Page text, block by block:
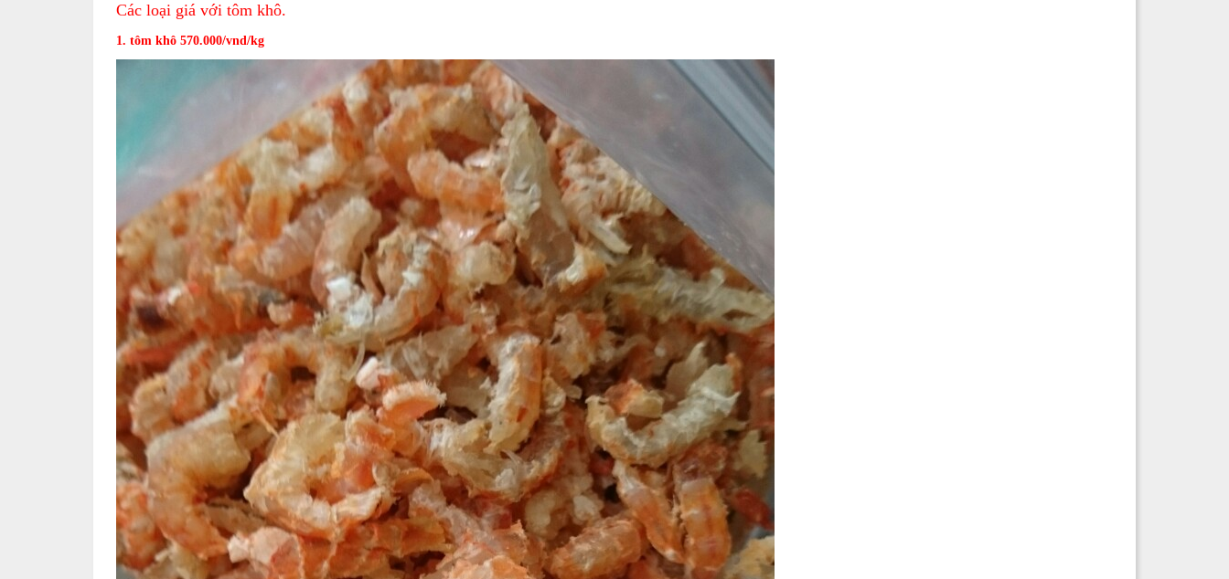
Các loại giá với tôm khô.
1. tôm khô 570.000/vnd/kg